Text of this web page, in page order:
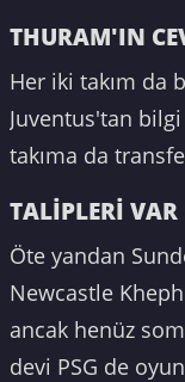
THURAM'IN
Her iki takım da
Juventus'tan bilgi
takıma da
TALİPLERİ VAR
Öte yandan
Newcastle
ancak henüz
devi PSG de